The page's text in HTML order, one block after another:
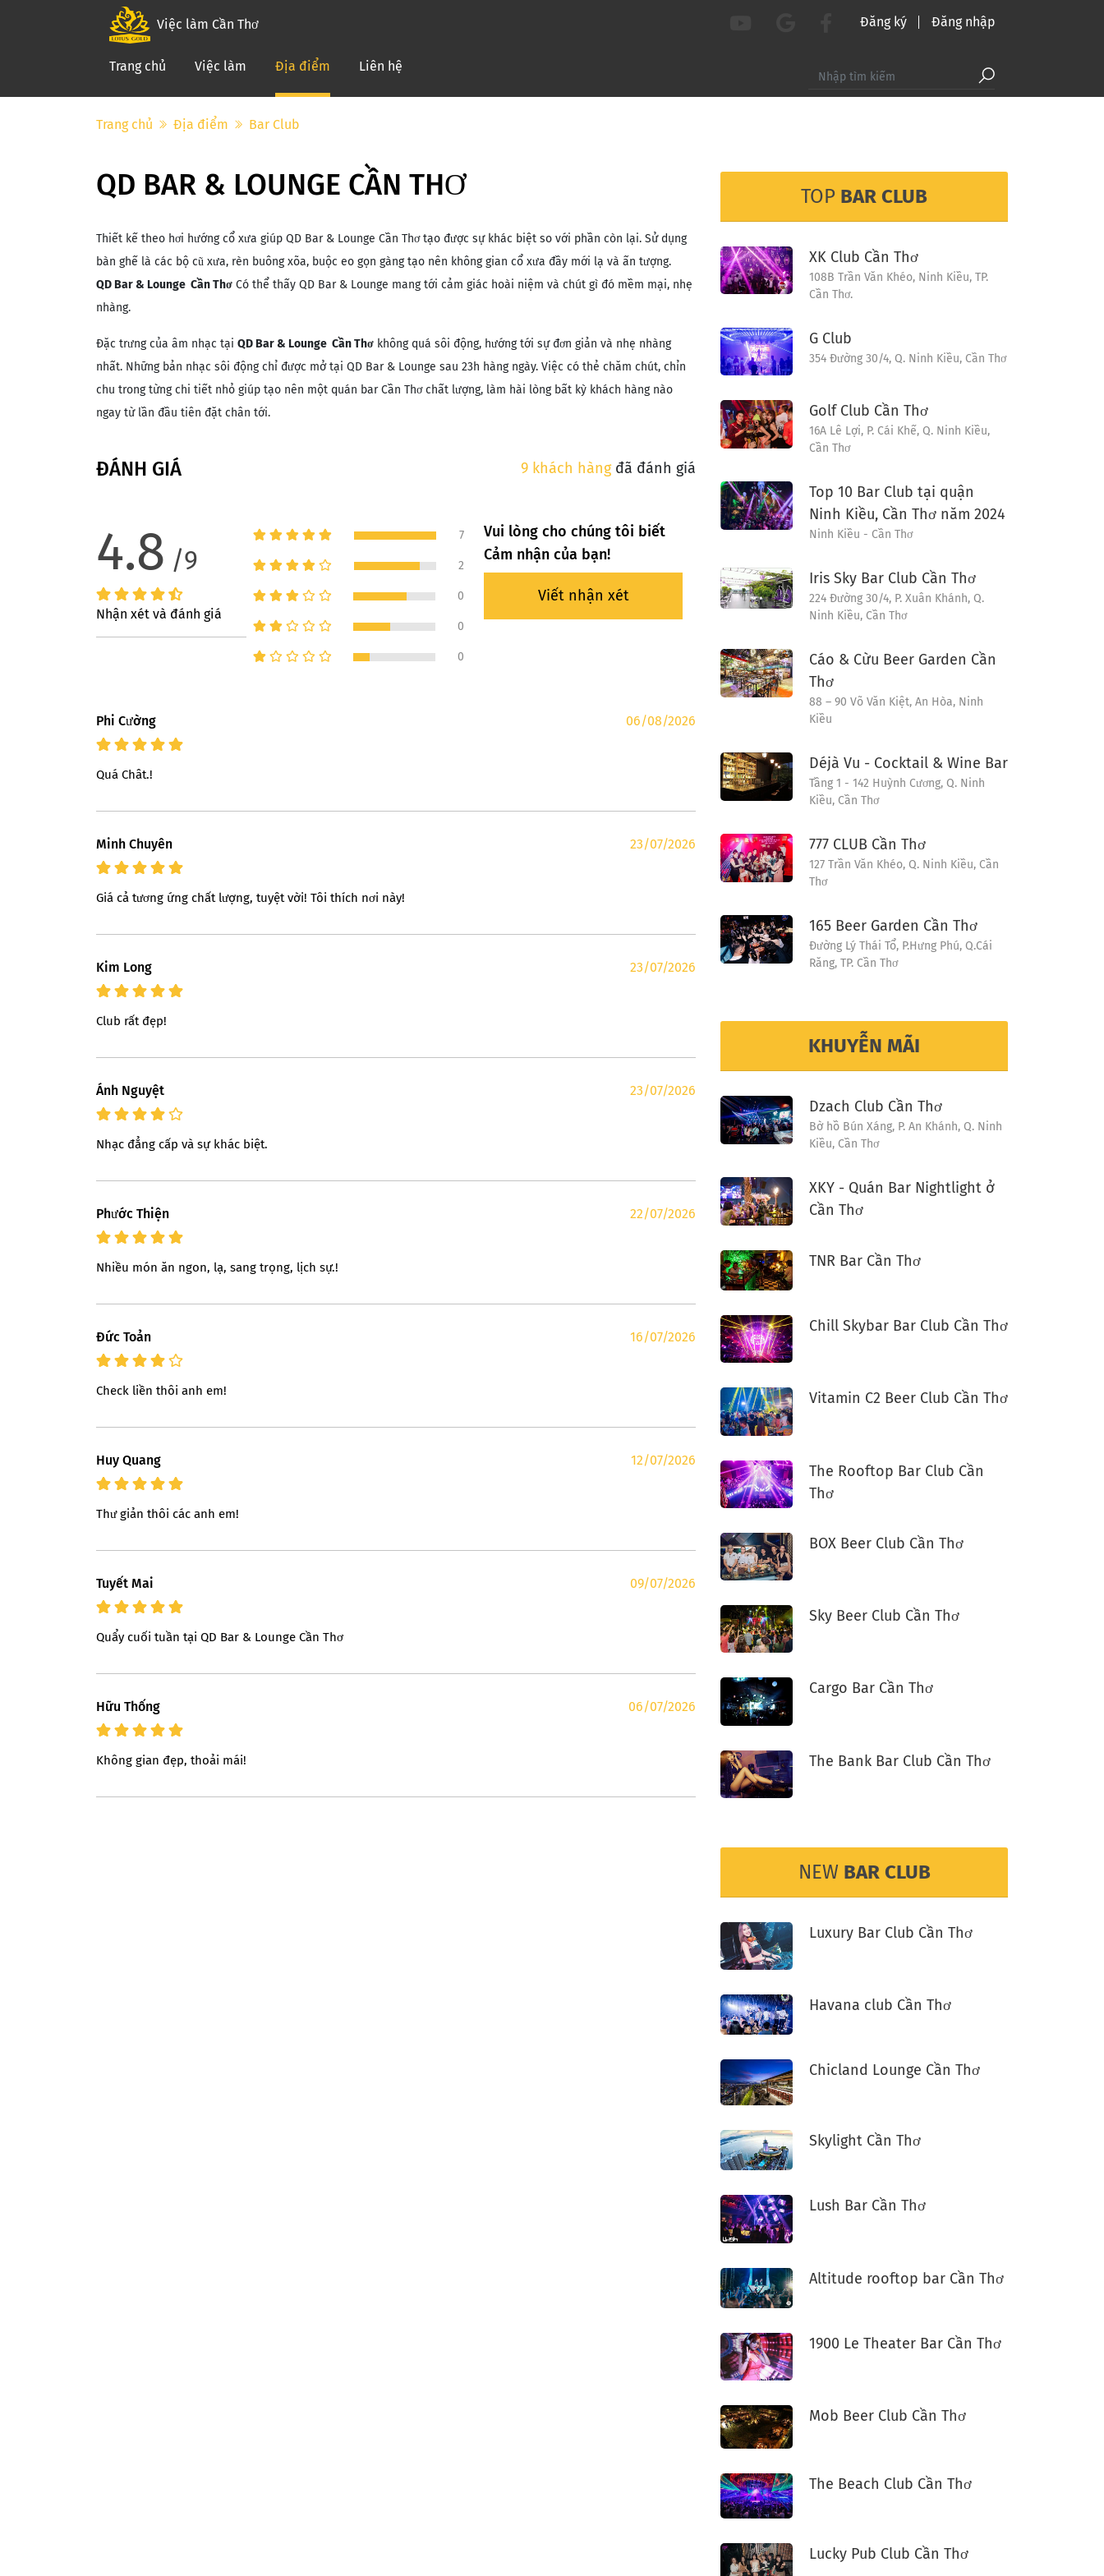
Việc làm Cần Thơ Đăng ký Đăng nhập
Trang chủ Việc làm Địa điểm (current)Liên hệ
Trang chủ Địa điểm Bar Club
QD BAR & LOUNGE CẦN THƠ
Thiết kế theo hơi hướng cổ xưa giúp QD Bar & Lounge Cần Thơ tạo được sự khác biệt so với phần còn lại. Sử dụng
bàn ghế là các bộ cũ xưa, rèn buông xõa, buộc eo gọn gàng tạo nên không gian cổ xưa đầy mới lạ và ấn tượng.
QD Bar & Lounge Cần Thơ Có thể thấy QD Bar & Lounge mang tới cảm giác hoài niệm và chút gì đó mềm mại, nhẹ
nhàng.
Đặc trưng của âm nhạc tại QD Bar & Lounge Cần Thơ không quá sôi động, hướng tới sự đơn giản và nhẹ nhàng
nhất. Những bản nhạc sôi động chỉ được mở tại QD Bar & Lounge sau 23h hàng ngày. Việc có thẻ chăm chút, chỉn
chu trong từng chi tiết nhỏ giúp tạo nên một quán bar Cần Thơ chất lượng, làm hài lòng bất kỳ khách hàng nào
ngay từ lần đầu tiên đặt chân tới.
ĐÁNH GIÁ 9 khách hàngđã đánh giá
4.8/9
Nhận xét và đánh giá
7
2
0
0
0
Vui lòng cho chúng tôi biết
Cảm nhận của bạn!
Viết nhận xét
Phi Cường 06/08/2026
Quá Chât.!
Minh Chuyên 23/07/2026
Giá cả tương ứng chất lượng, tuyệt vời! Tôi thích nơi này!
Kim Long 23/07/2026
Club rất đẹp!
Ánh Nguyệt 23/07/2026
Nhạc đẳng cấp và sự khác biệt.
Phước Thiện 22/07/2026
Nhiều món ăn ngon, lạ, sang trọng, lịch sự.!
Ðức Toản 16/07/2026
Check liền thôi anh em!
Huy Quang 12/07/2026
Thư giản thôi các anh em!
Tuyết Mai 09/07/2026
Quẩy cuối tuần tại QD Bar & Lounge Cần Thơ
Hữu Thống 06/07/2026
Không gian đẹp, thoải mái!
TOP BAR CLUB
XK Club Cần Thơ
108B Trần Văn Khéo, Ninh Kiều, TP.
Cần Thơ.
G Club
354 Đường 30/4, Q. Ninh Kiều, Cần Thơ
Golf Club Cần Thơ
16A Lê Lợi, P. Cái Khế, Q. Ninh Kiều,
Cần Thơ
Top 10 Bar Club tại quận
Ninh Kiều, Cần Thơ năm 2024
Ninh Kiều - Cần Thơ
Iris Sky Bar Club Cần Thơ
224 Đường 30/4, P. Xuân Khánh, Q.
Ninh Kiều, Cần Thơ
Cáo & Cừu Beer Garden Cần
Thơ
88 – 90 Võ Văn Kiệt, An Hòa, Ninh
Kiều
Déjà Vu - Cocktail & Wine Bar
Tầng 1 - 142 Huỳnh Cương, Q. Ninh
Kiều, Cần Thơ
777 CLUB Cần Thơ
127 Trần Văn Khéo, Q. Ninh Kiều, Cần
Thơ
165 Beer Garden Cần Thơ
Đường Lý Thái Tổ, P.Hưng Phú, Q.Cái
Răng, TP. Cần Thơ
KHUYỄN MÃI
Dzach Club Cần Thơ
Bờ hồ Bún Xáng, P. An Khánh, Q. Ninh
Kiều, Cần Thơ
XKY - Quán Bar Nightlight ở
Cần Thơ
TNR Bar Cần Thơ
Chill Skybar Bar Club Cần Thơ
Vitamin C2 Beer Club Cần Thơ
The Rooftop Bar Club Cần
Thơ
BOX Beer Club Cần Thơ
Sky Beer Club Cần Thơ
Cargo Bar Cần Thơ
The Bank Bar Club Cần Thơ
NEW BAR CLUB
Luxury Bar Club Cần Thơ
Havana club Cần Thơ
Chicland Lounge Cần Thơ
Skylight Cần Thơ
Lush Bar Cần Thơ
Altitude rooftop bar Cần Thơ
1900 Le Theater Bar Cần Thơ
Mob Beer Club Cần Thơ
The Beach Club Cần Thơ
Lucky Pub Club Cần Thơ